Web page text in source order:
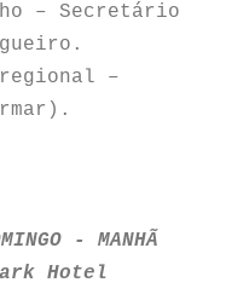
– Secretário
–
- MANHÃ
Hotel